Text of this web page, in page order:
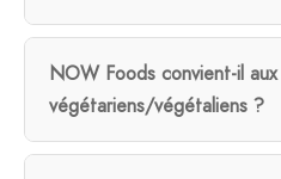
NOW Foods convient-il aux
végétariens/végétaliens ?